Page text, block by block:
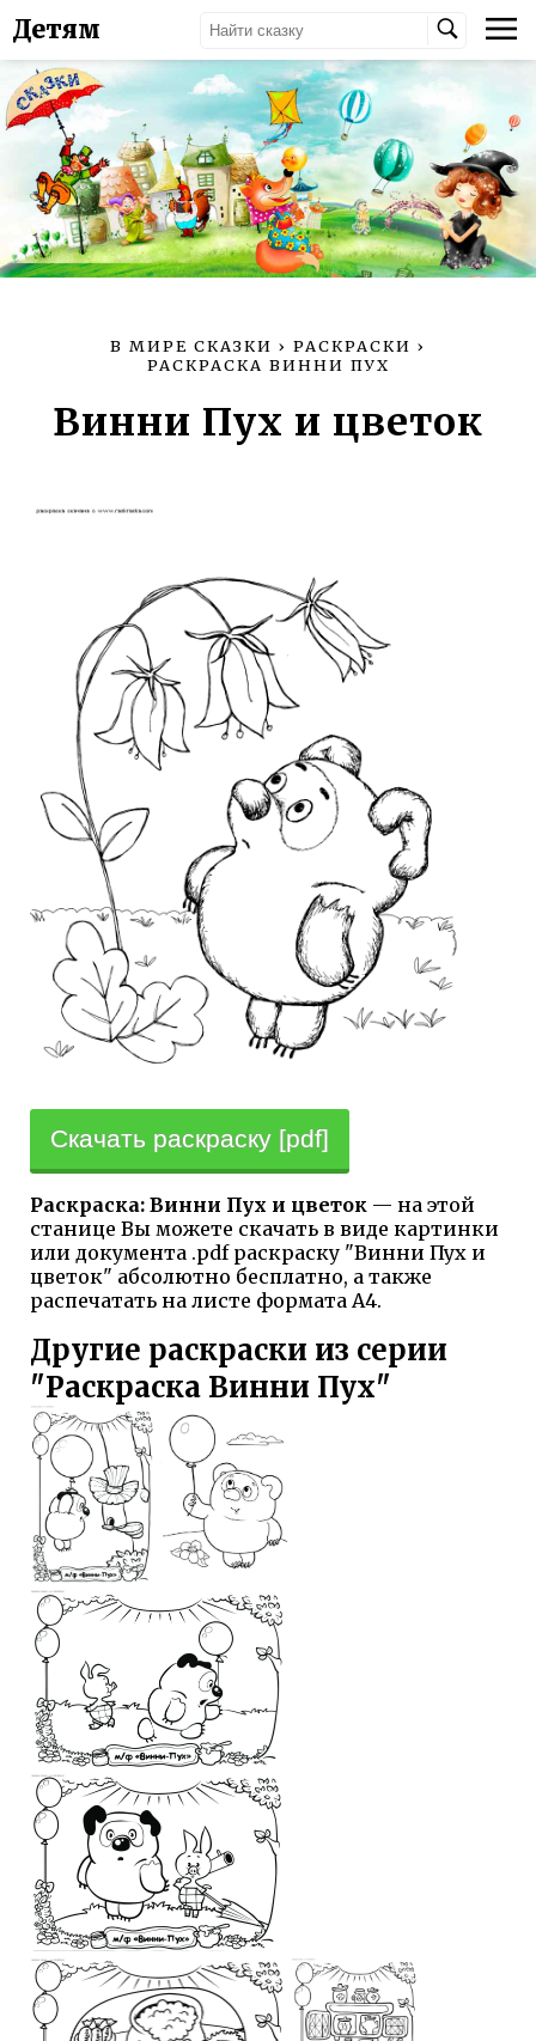
Детям
В МИРЕ СКАЗКИ › РАСКРАСКИ ›
РАСКРАСКА ВИННИ ПУХ
Винни Пух и цветок
Скачать раскраску [pdf]
Раскраска: Винни Пух и цветок — на этой
станице Вы можете скачать в виде картинки
или документа .pdf раскраску "Винни Пух и
цветок" абсолютно бесплатно, а также
распечатать на листе формата А4.
Другие раскраски из серии
"Раскраска Винни Пух"